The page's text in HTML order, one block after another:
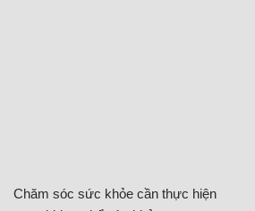
Chăm sóc sức khỏe cần thực hiện